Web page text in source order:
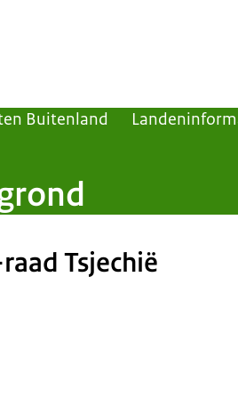
Buitenland
Tsjechië